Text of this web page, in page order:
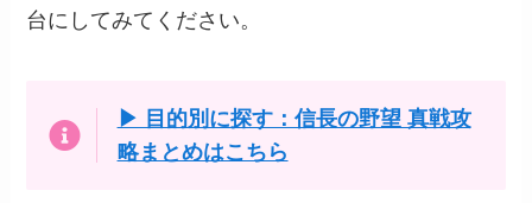
台にしてみてください。
▶ 目的別に探す：信長の野望 真戦攻
略まとめはこちら